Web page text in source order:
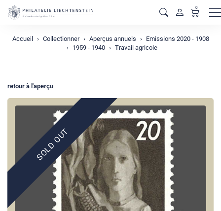
0
Accueil Collectionner Aperçus annuels
Emissions 2020 - 1908
1959 - 1940
Travail agricole
retour à l'aperçu
SOLD OUT